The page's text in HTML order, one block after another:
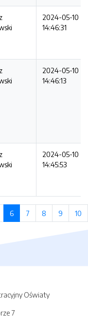
2024-05-10
14:46:31
2024-05-10
14:46:13
2024-05-10
14:45:53
strona
6 (bieżąca strona)
7 strona
8 strona
9 strona
10
Oświaty
7